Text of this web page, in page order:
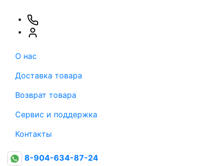
О нас
Доставка товара
Возврат товара
Сервис и поддержка
Контакты
8-904-634-87-24